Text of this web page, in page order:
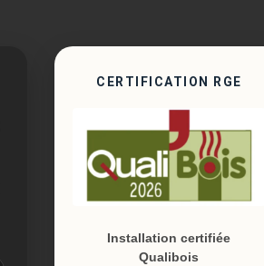
CERTIFICATION RGE
Installation certifiée
Qualibois